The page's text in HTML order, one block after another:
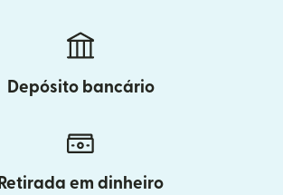
Depósito bancário
Retirada em dinheiro